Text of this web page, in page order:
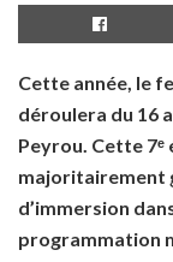
Cette année, le
déroulera du 16
Peyrou. Cette 7ᵉ
majoritairement
d’immersion
programmation